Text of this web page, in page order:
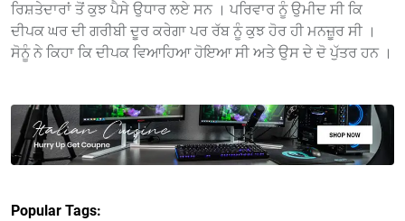
ਰਿਸ਼ਤੇਦਾਰਾਂ ਤੋਂ ਕੁਝ ਪੈਸੇ ਉਧਾਰ ਲਏ ਸਨ । ਪਰਿਵਾਰ ਨੂੰ ਉਮੀਦ ਸੀ ਕਿ
ਦੀਪਕ ਘਰ ਦੀ ਗਰੀਬੀ ਦੂਰ ਕਰੇਗਾ ਪਰ ਰੱਬ ਨੂੰ ਕੁਝ ਹੋਰ ਹੀ ਮਨਜ਼ੂਰ ਸੀ ।
ਸੋਨੂੰ ਨੇ ਕਿਹਾ ਕਿ ਦੀਪਕ ਵਿਆਹਿਆ ਹੋਇਆ ਸੀ ਅਤੇ ਉਸ ਦੇ ਦੋ ਪੁੱਤਰ ਹਨ ।
Popular Tags: